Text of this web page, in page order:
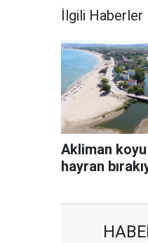
İlgili Haberler
Akliman
hayran